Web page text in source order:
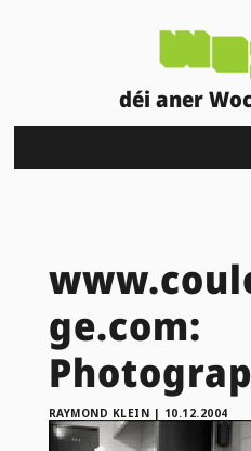
déi aner
ge.com:
RAYMOND KLEIN | 10.12.2004